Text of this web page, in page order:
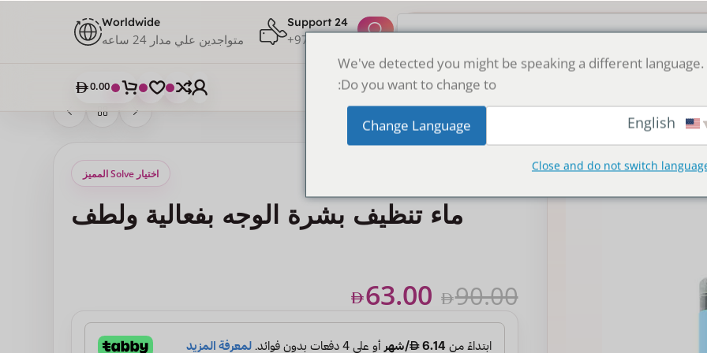
24 Support
971528117364+
Worldwide
متواجدين علي مدار 24 ساعه
0.00
اختيار Solve المميز
ماء تنظيف بشرة الوجه بفعالية ولطف
90.00
63.00
We've detected you might be speaking a different language.
Do you want to change to:
Change Language
Close and do not switch